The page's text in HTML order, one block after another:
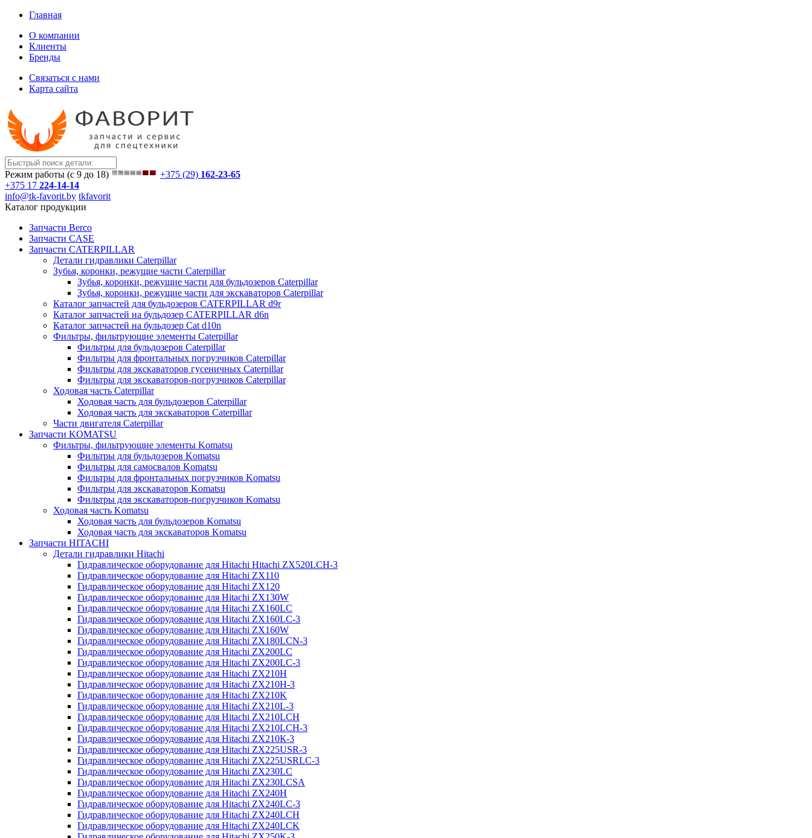
Главная
О компании
Клиенты
Бренды
Связаться с нами
Карта сайта
Режим работы (с 9 до 18) +375 (29) 162-23-65
+375 17 224-14-14
info@tk-favorit.by tkfavorit
Каталог продукции
Запчасти Berco
Запчасти CASE
Запчасти CATERPILLAR
Детали гидравлики Caterpillar
Зубья, коронки, режущие части Caterpillar
Зубья, коронки, режущие части для бульдозеров Caterpillar
Зубья, коронки, режущие части для экскаваторов Caterpillar
Каталог запчастей для бульдозеров CATERPILLAR d9r
Каталог запчастей на бульдозер CATERPILLAR d6n
Каталог запчастей на бульдозер Сat d10n
Фильтры, фильтрующие элементы Caterpillar
Фильтры для бульдозеров Caterpillar
Фильтры для фронтальных погрузчиков Caterpillar
Фильтры для экскаваторов гусеничных Caterpillar
Фильтры для экскаваторов-погрузчиков Caterpillar
Ходовая часть Caterpillar
Ходовая часть для бульдозеров Caterpillar
Ходовая часть для экскаваторов Caterpillar
Части двигателя Caterpillar
Запчасти KOMATSU
Фильтры, фильтрующие элементы Komatsu
Фильтры для бульдозеров Komatsu
Фильтры для самосвалов Komatsu
Фильтры для фронтальных погрузчиков Komatsu
Фильтры для экскаваторов Komatsu
Фильтры для экскаваторов-погрузчиков Komatsu
Ходовая часть Komatsu
Ходовая часть для бульдозеров Komatsu
Ходовая часть для экскаваторов Komatsu
Запчасти HITACHI
Детали гидравлики Hitachi
Гидравлическое оборудование для Hitachi Hitachi ZX520LCH-3
Гидравлическое оборудование для Hitachi ZX110
Гидравлическое оборудование для Hitachi ZX120
Гидравлическое оборудование для Hitachi ZX130W
Гидравлическое оборудование для Hitachi ZX160LC
Гидравлическое оборудование для Hitachi ZX160LC-3
Гидравлическое оборудование для Hitachi ZX160W
Гидравлическое оборудование для Hitachi ZX180LCN-3
Гидравлическое оборудование для Hitachi ZX200LC
Гидравлическое оборудование для Hitachi ZX200LC-3
Гидравлическое оборудование для Hitachi ZX210H
Гидравлическое оборудование для Hitachi ZX210H-3
Гидравлическое оборудование для Hitachi ZX210K
Гидравлическое оборудование для Hitachi ZX210L-3
Гидравлическое оборудование для Hitachi ZX210LCH
Гидравлическое оборудование для Hitachi ZX210LCH-3
Гидравлическое оборудование для Hitachi ZX210К-3
Гидравлическое оборудование для Hitachi ZX225USR-3
Гидравлическое оборудование для Hitachi ZX225USRLC-3
Гидравлическое оборудование для Hitachi ZX230LC
Гидравлическое оборудование для Hitachi ZX230LCSA
Гидравлическое оборудование для Hitachi ZX240H
Гидравлическое оборудование для Hitachi ZX240LC-3
Гидравлическое оборудование для Hitachi ZX240LCH
Гидравлическое оборудование для Hitachi ZX240LCK